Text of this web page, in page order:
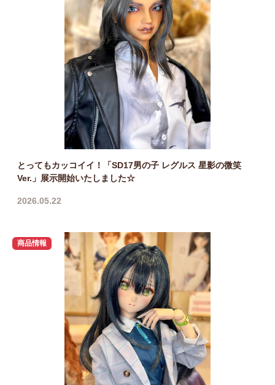
とってもカッコイイ！「SD17男の子 レグルス 星影の微笑
Ver.」展示開始いたしました☆
2026.05.22
商品情報